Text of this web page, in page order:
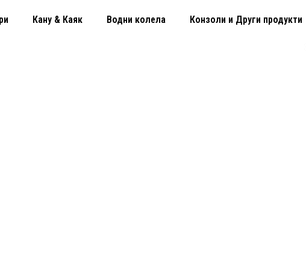
Кану & Каяк Водни колела Конзоли и Други продукти